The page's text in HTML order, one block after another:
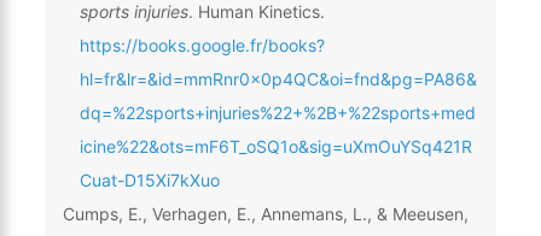
sports injuries. Human Kinetics.
https://books.google.fr/books?
hl=fr&lr=&id=mmRnr0x0p4QC&oi=fnd&pg=PA86&
dq=%22sports+injuries%22+%2B+%22sports+med
icine%22&ots=mF6T_oSQ1o&sig=uXmOuYSq421R
Cuat-D15Xi7kXuo
Cumps, E., Verhagen, E., Annemans, L., & Meeusen,